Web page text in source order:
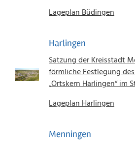
Lageplan Büdingen
Harlingen
Satzung der Kreisstadt
förmliche Festlegung
„Ortskern Harlingen“ im
Lageplan Harlingen
Menningen